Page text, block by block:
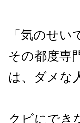
「気のせ
その都度専
は、ダメな
クビにでき